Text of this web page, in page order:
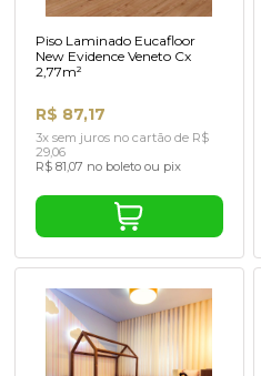
Piso Laminado Eucafloor
New Evidence Veneto Cx
2,77m²
3x sem juros no cartão de R$
29,06
R$ 81,07 no boleto ou pix